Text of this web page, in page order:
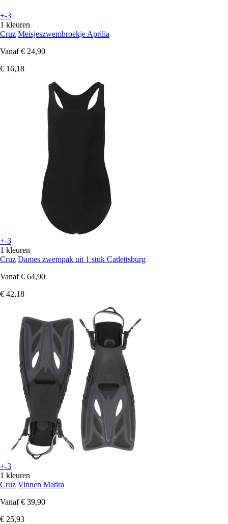
+-3
1 kleuren
Cruz Meisjeszwembroekje Aprilia
Vanaf € 24,90
€ 16,18
+-3
1 kleuren
Cruz Dames zwempak uit 1 stuk Catlettsburg
Vanaf € 64,90
€ 42,18
+-3
1 kleuren
Cruz Vinnen Matira
Vanaf € 39,90
€ 25,93